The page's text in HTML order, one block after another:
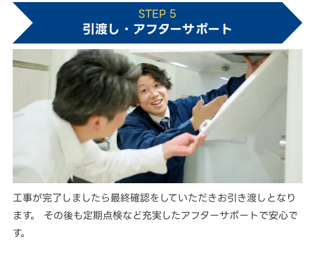
STEP 5
引渡し・アフターサポート
工事が完了しましたら最終確認をしていただきお引き渡しとなり
ます。 その後も定期点検など充実したアフターサポートで安心で
す。